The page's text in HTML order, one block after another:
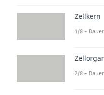
enthalten
sie in
Zellkern
1/8 –
2/8 –